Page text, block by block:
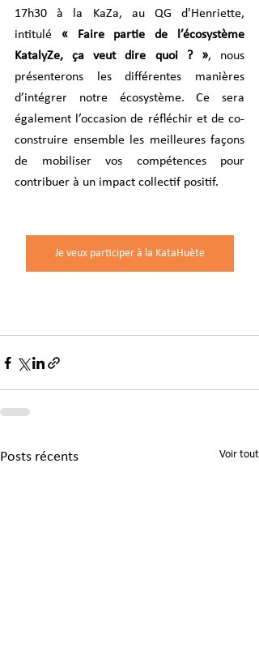
17h30 à la KaZa, au QG d'Henriette,
intitulé « Faire partie de l’écosystème
KatalyZe, ça veut dire quoi ? », nous
présenterons les différentes manières
d’intégrer notre écosystème. Ce sera
également l’occasion de réfléchir et de co-
construire ensemble les meilleures façons
de mobiliser vos compétences pour
contribuer à un impact collectif positif.
Je veux participer à la KataHuète
Posts récents Voir tout